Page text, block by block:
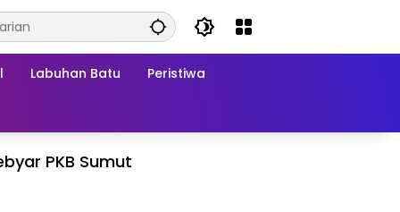
Labuhan Batu Peristiwa
PKB Sumut